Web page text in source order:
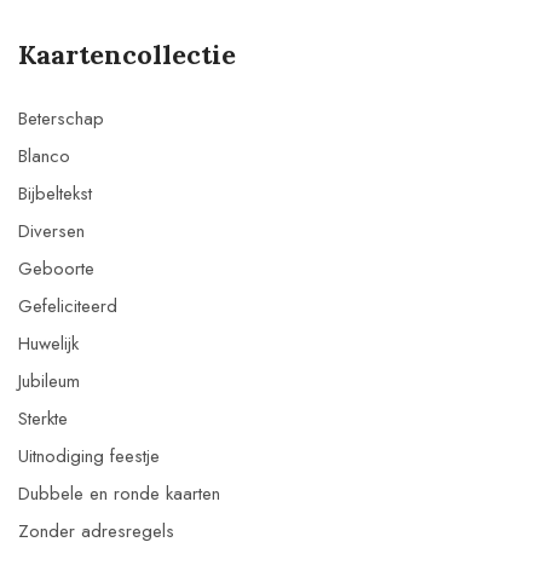
Kaartencollectie
Beterschap
Blanco
Bijbeltekst
Diversen
Geboorte
Gefeliciteerd
Huwelijk
Jubileum
Sterkte
Uitnodiging feestje
Dubbele en ronde kaarten
Zonder adresregels